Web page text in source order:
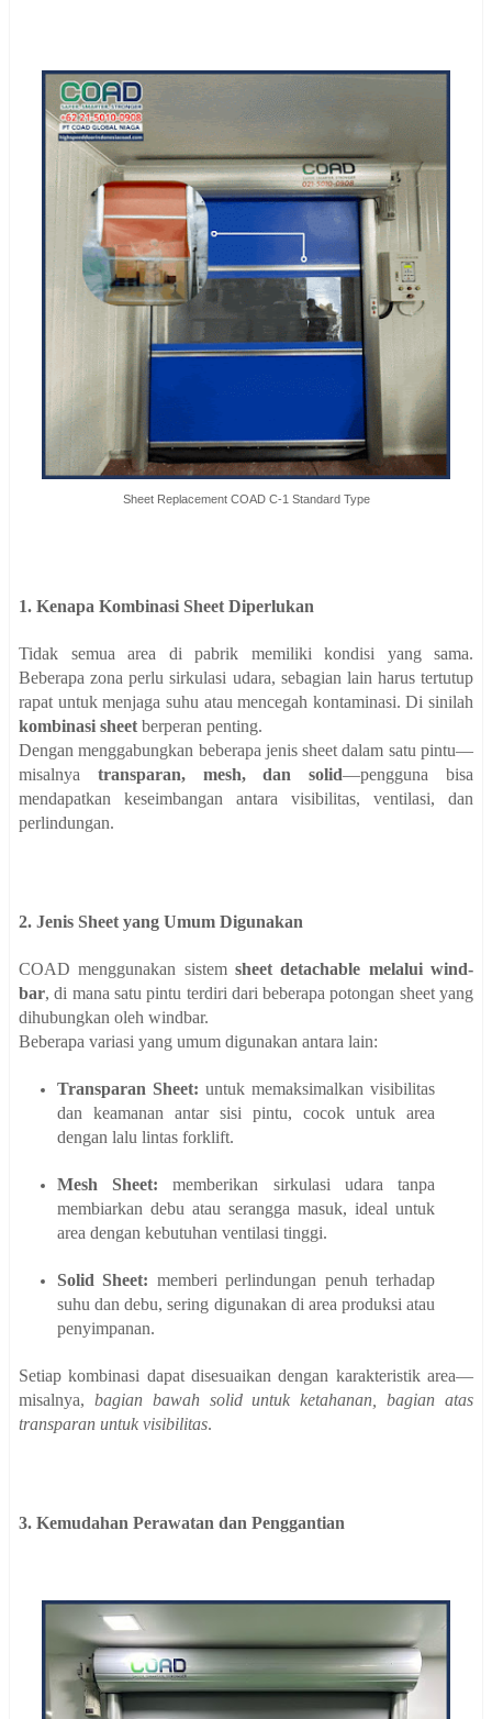
Sheet Replacement COAD C-1 Standard Type
1. Kenapa Kombinasi Sheet Diperlukan
Tidak semua area di pabrik memiliki kondisi yang sama.
Beberapa zona perlu sirkulasi udara, sebagian lain harus tertutup
rapat untuk menjaga suhu atau mencegah kontaminasi. Di sinilah
kombinasi sheet berperan penting.
Dengan menggabungkan beberapa jenis sheet dalam satu pintu—
misalnya transparan, mesh, dan solid—pengguna bisa
mendapatkan keseimbangan antara visibilitas, ventilasi, dan
perlindungan.
2. Jenis Sheet yang Umum Digunakan
COAD menggunakan sistem sheet detachable melalui wind-
bar, di mana satu pintu terdiri dari beberapa potongan sheet yang
dihubungkan oleh windbar.
Beberapa variasi yang umum digunakan antara lain:
Transparan Sheet: untuk memaksimalkan visibilitas
dan keamanan antar sisi pintu, cocok untuk area
dengan lalu lintas forklift.
Mesh Sheet: memberikan sirkulasi udara tanpa
membiarkan debu atau serangga masuk, ideal untuk
area dengan kebutuhan ventilasi tinggi.
Solid Sheet: memberi perlindungan penuh terhadap
suhu dan debu, sering digunakan di area produksi atau
penyimpanan.
Setiap kombinasi dapat disesuaikan dengan karakteristik area—
misalnya, bagian bawah solid untuk ketahanan, bagian atas
transparan untuk visibilitas.
3. Kemudahan Perawatan dan Penggantian